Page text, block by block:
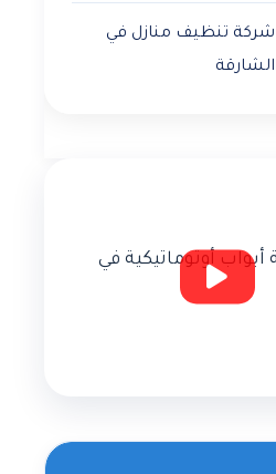
شركة تنظيف منازل في
الشارقة